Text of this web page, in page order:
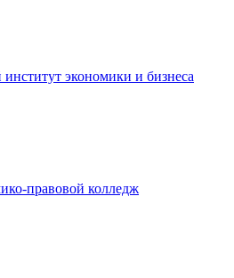
экономики и бизнеса
правовой колледж